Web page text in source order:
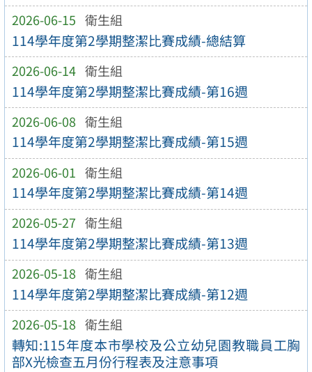
2026-06-15 衛生組
114學年度第2學期整潔比賽成績-總結算
2026-06-14 衛生組
114學年度第2學期整潔比賽成績-第16週
2026-06-08 衛生組
114學年度第2學期整潔比賽成績-第15週
2026-06-01 衛生組
114學年度第2學期整潔比賽成績-第14週
2026-05-27 衛生組
114學年度第2學期整潔比賽成績-第13週
2026-05-18 衛生組
114學年度第2學期整潔比賽成績-第12週
2026-05-18 衛生組
轉知:115年度本市學校及公立幼兒園教職員工胸
部X光檢查五月份行程表及注意事項